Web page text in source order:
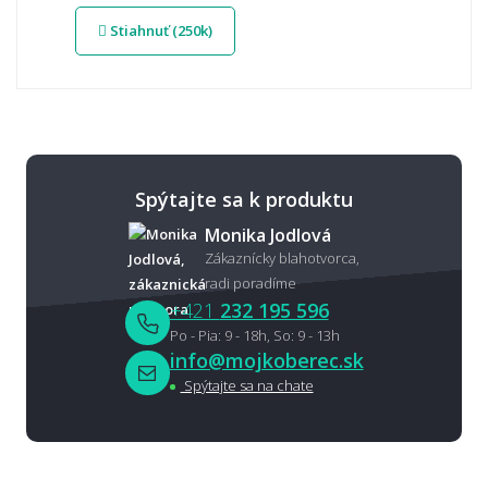
Stiahnuť (250k)
Spýtajte sa k produktu
Monika Jodlová
Zákaznícky blahotvorca,
radi poradíme
+421 232 195 596
Po - Pia: 9 - 18h, So: 9 - 13h
info@mojkoberec.sk
Spýtajte sa na chate